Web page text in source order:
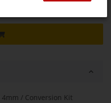
/ Conversion Kit